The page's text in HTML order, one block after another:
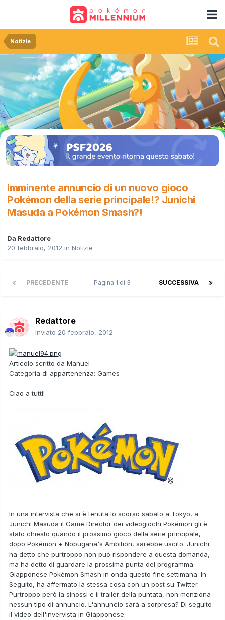
Notizie
Imminente annuncio di un nuovo gioco
Pokémon della serie principale!? Junichi
Masuda a Pokémon Smash?!
Da Redattore
20 febbraio, 2012 in Notizie
PRECEDENTE SUCCESSIVA
Pagina 1 di 3
Redattore
Inviato 20 febbraio, 2012
Articolo scritto da Manuel
Categoria di appartenenza: Games
Ciao a tutti!
In una intervista che si è tenuta lo scorso sabato a Tokyo, a
Junichi Masuda il Game Director dei videogiochi Pokémon gli è
stato chiesto quando il prossimo gioco della serie principale,
dopo Pokémon + Nobugana's Ambition, sarebbe uscito. Junichi
ha detto che purtroppo non può rispondere a questa domanda,
ma ha detto di guardare la prossima punta del programma
Giapponese Pokémon Smash in onda questo fine settimana. In
Seguito, ha affermato la stessa cosa con un post su Twitter.
Purtroppo però la sinossi e il trailer della puntata, non menziona
nessun tipo di annuncio. L'annuncio sarà a sorpresa? Di seguito
il video dell'invervista in Giapponese: